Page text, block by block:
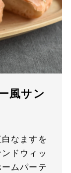
風サン
なますを
ドウィッ
ムパーテ